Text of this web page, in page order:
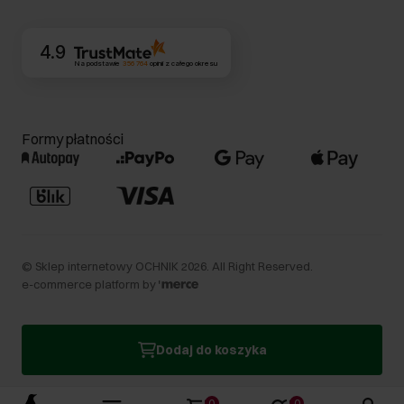
Dodaj do koszyka
4.9
Na podstawie 356 764opinii z całego okresu
Formy płatności
© Sklep internetowy OCHNIK 2026 . All Right Reserved.
e-commerce platform by